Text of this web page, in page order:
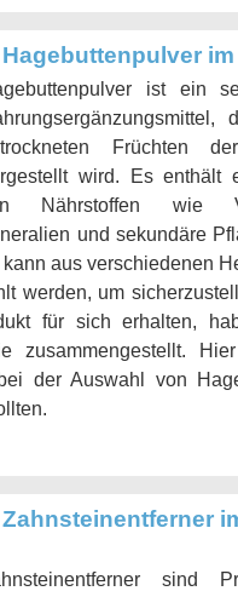
ist ein
Früchten
wird. Es enthält
Nährstoffen wie
und sekundäre
aus verschiedenen
werden, um
für sich erhalten,
zusammengestellt.
der Auswahl von
sind